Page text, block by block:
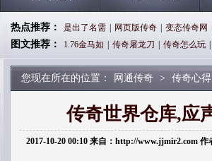
热点推荐： 是出了名需 网页版传奇 变态传奇网
图文推荐： 1.76金马如 传奇屠龙刀 传奇怎么玩
您现在所在的位置： 网通传奇 > 传奇心得
传奇世界仓库,应
2017-10-20 00:10 来自：http://www.jjmir2.com 作